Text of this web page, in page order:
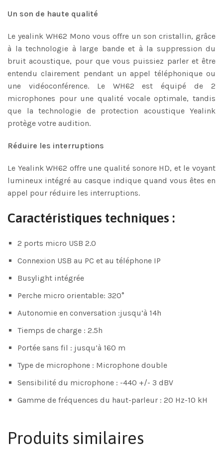
Un son de haute qualité
Le yealink WH62 Mono vous offre un son cristallin, grâce
à la technologie à large bande et à la suppression du
bruit acoustique, pour que vous puissiez parler et être
entendu clairement pendant un appel téléphonique ou
une vidéoconférence. Le WH62 est équipé de 2
microphones pour une qualité vocale optimale, tandis
que la technologie de protection acoustique Yealink
protège votre audition.
Réduire les interruptions
Le Yealink WH62 offre une qualité sonore HD, et le voyant
lumineux intégré au casque indique quand vous êtes en
appel pour réduire les interruptions.
Caractéristiques techniques :
2 ports micro USB 2.0
Connexion USB au PC et au téléphone IP
Busylight intégrée
Perche micro orientable: 320°
Autonomie en conversation :jusqu’à 14h
Tiemps de charge : 2.5h
Portée sans fil : jusqu’à 160 m
Type de microphone : Microphone double
Sensibilité du microphone : -440 +/- 3 dBV
Gamme de fréquences du haut-parleur : 20 Hz-10 kH
Produits similaires